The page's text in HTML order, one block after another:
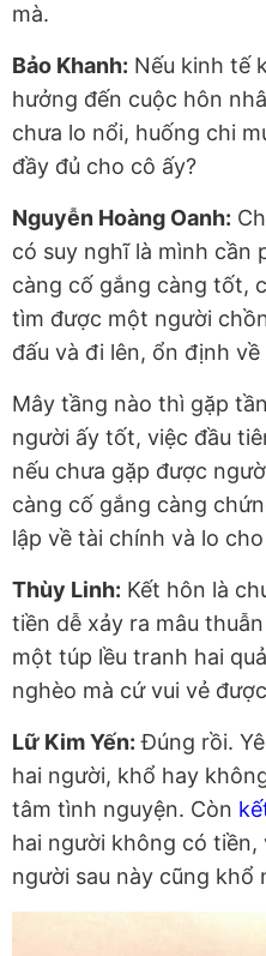
mà.
Bảo Khanh: Nếu kinh tế
hưởng đến cuộc hôn
chưa lo nổi, huống chi
đầy đủ cho cô ấy?
Nguyễn Hoàng Oanh:
có suy nghĩ là mình cần
càng cố gắng càng tốt,
tìm được một người
đấu và đi lên, ổn định
Mây tầng nào thì gặp
người ấy tốt, việc đầu
nếu chưa gặp được
càng cố gắng càng
lập về tài chính và lo
Thùy Linh: Kết hôn là
tiền dễ xảy ra mâu
một túp lều tranh hai
nghèo mà cứ vui vẻ
Lữ Kim Yến: Đúng rồi.
hai người, khổ hay
tâm tình nguyện. Còn
hai người không có tiền,
người sau này cũng khổ